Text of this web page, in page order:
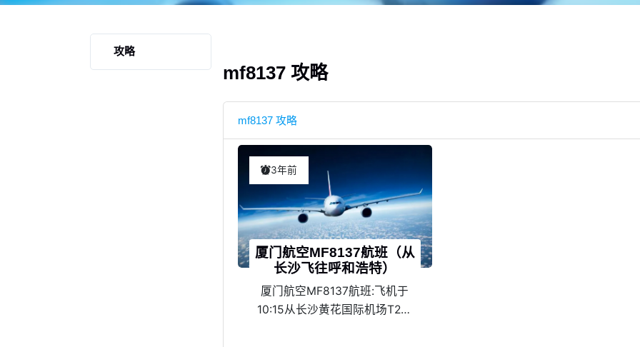
攻略
mf8137 攻略
mf8137 攻略
3年前
厦门航空MF8137航班（从
长沙飞往呼和浩特）
厦门航空MF8137航班:飞机于
10:15从长沙黄花国际机场T2起